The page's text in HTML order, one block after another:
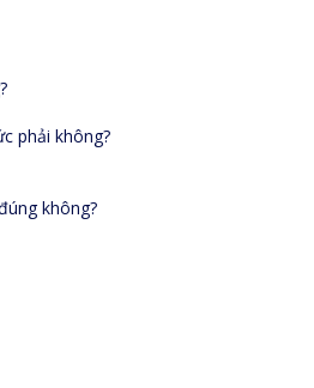
phải không?
không?